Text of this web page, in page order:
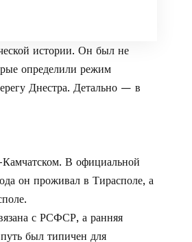
истории. Он был не
определили режим
Днестра. Детально — в
Камчатском. В официальной
он проживал в Тирасполе, а
с РСФСР, а ранняя
был типичен для